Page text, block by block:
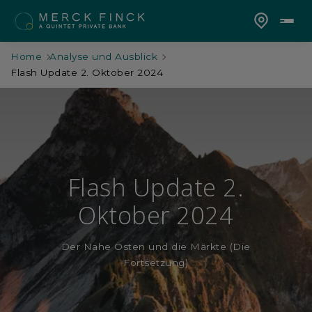
Home
Analyse und Ausblick
Flash Update 2. Oktober 2024
Flash Update 2.
Oktober 2024
Der Nahe Osten und die Märkte (Die
Fortsetzung)